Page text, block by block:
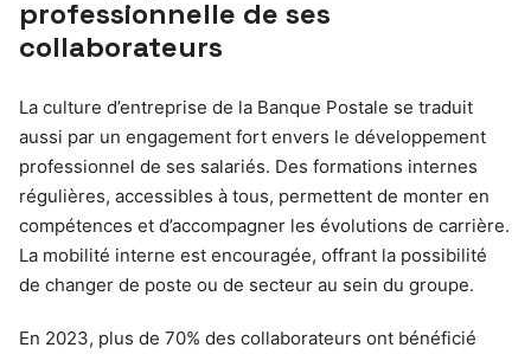
professionnelle de ses
collaborateurs
La culture d’entreprise de la Banque Postale se traduit
aussi par un engagement fort envers le développement
professionnel de ses salariés. Des formations internes
régulières, accessibles à tous, permettent de monter en
compétences et d’accompagner les évolutions de carrière.
La mobilité interne est encouragée, offrant la possibilité
de changer de poste ou de secteur au sein du groupe.
En 2023, plus de 70% des collaborateurs ont bénéficié